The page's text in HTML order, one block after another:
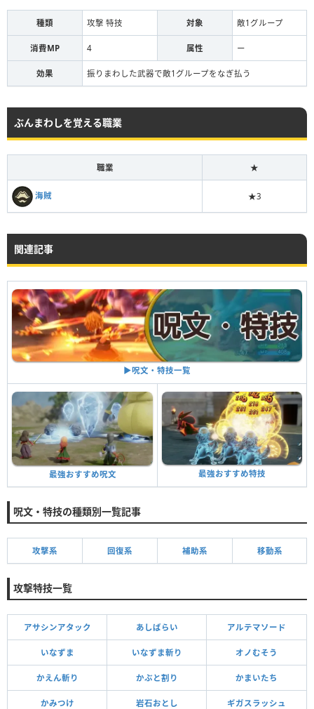
種類 攻撃 特技 対象 敵1グループ
消費MP 4 属性 ー
効果 振りまわした武器で敵1グループをなぎ払う
ぶんまわしを覚える職業
職業 ★
海賊 ★3
関連記事
▶︎呪文・特技一覧
最強おすすめ呪文 最強おすすめ特技
呪文・特技の種類別一覧記事
攻撃系 回復系 補助系 移動系
攻撃特技一覧
アサシンアタック あしばらい アルテマソード
いなずま いなずま斬り オノむそう
かえん斬り かぶと割り かまいたち
かみつけ 岩石おとし ギガスラッシュ